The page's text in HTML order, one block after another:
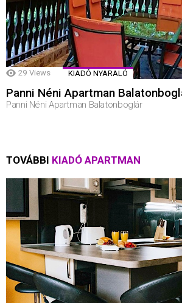
29 Views KIADÓ NYARALÓ
Panni Néni Apartman
Panni Néni Apartman Balatonboglár
TOVÁBBI KIADÓ APARTMAN